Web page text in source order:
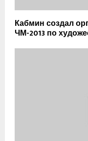
Кабмин создал
ЧМ-2013 по